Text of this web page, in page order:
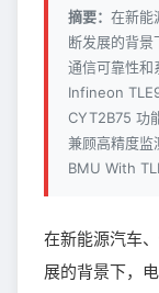
摘要： 在新能
断发展的背景
通信可靠性和
Infineon
CYT2B75 功
兼顾高精度监
BMU With
在新能源汽车
展的背景下，